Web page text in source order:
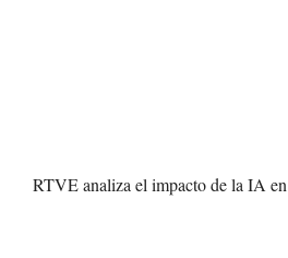
RTVE analiza el impacto de la IA